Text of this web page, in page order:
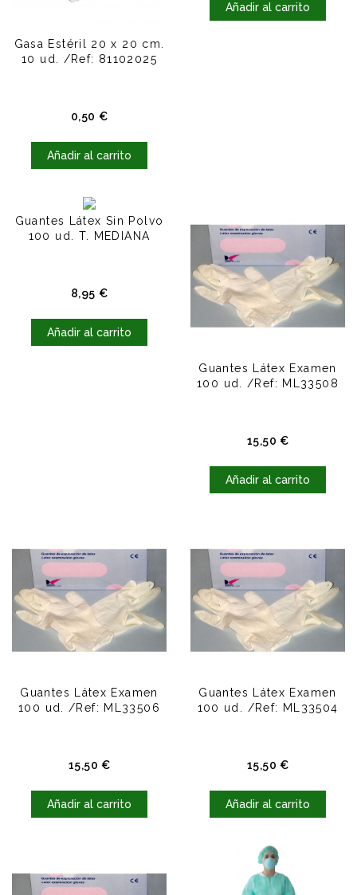
Gasa Estéril 20 x 20 cm.
10 ud. /Ref: 81102025
0,50 €Precio
Añadir al carrito
Añadir al carrito
Guantes Látex Sin Polvo
100 ud. T. MEDIANA
8,95 €Precio
Añadir al carrito
Guantes Látex Examen
100 ud. /Ref: ML33508
15,50 €Precio
Añadir al carrito
Guantes Látex Examen
100 ud. /Ref: ML33506
15,50 €Precio
Añadir al carrito
Guantes Látex Examen
100 ud. /Ref: ML33504
15,50 €Precio
Añadir al carrito